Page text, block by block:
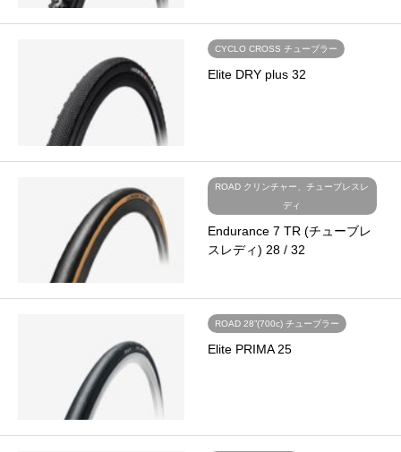
CYCLO CROSS チューブラー
Elite DRY plus 32
ROAD クリンチャー、チューブレスレ
ディ
Endurance 7 TR (チューブレ
スレディ) 28 / 32
ROAD 28”(700c) チューブラー
Elite PRIMA 25